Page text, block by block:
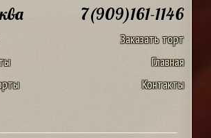
7(909)161-1146
Заказать торт
Главная
Контакты